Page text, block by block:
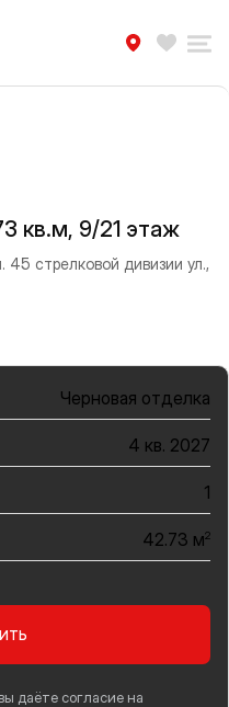
кв.м, 9/21 этаж
стрелковой дивизии ул.,
Черновая отделка
4 кв. 2027
1
42.73 м2
даёте согласие на